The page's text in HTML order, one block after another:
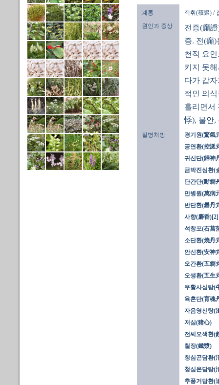
계통
적취(積聚) /
원인과 증상
전증(癲
증. 전(癲
천적 요
키지 못
다가 갑
적인 의
흘리면서
悸), 불안,
질병처방
경기원(驚氣
공연환(控涎
귀신단(歸神
금박진심환(
단간단(斷癎
만병원(萬病
반단환(礬丹
사향(麝香)[2]
석창포(石菖
소단환(燒丹
안신환(安神
오간환(五癎
오생환(五生
우황사심탕(
육혼단(育魂
자음영신탕(
저심(猪心)
전씨오색환(
철장(鐵漿)
청심곤담환(
청심온담탕(
추풍거담환(